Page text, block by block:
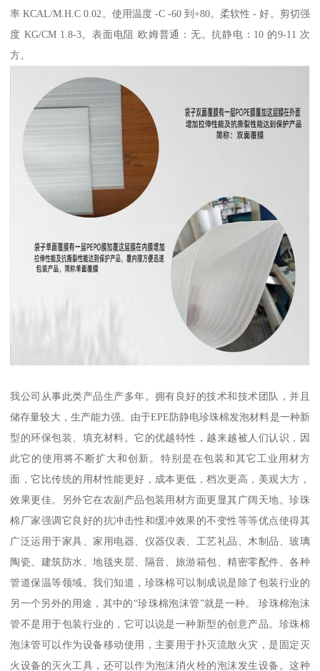
率 KCAL/M.H.C 0.02。使用温度 -C -60 到+80。柔软性 - 好。剪切强
度 KG/CM 1.8-3。表面电阻 欧姆普通：无。抗静电：10 的9-11 次
方。
我公司从事此类产品生产多年。拥有良好的技术和技术团队，并且
储存量较大，生产能力强。由于EPE防静电珍珠棉发泡材料是一种新
型的环保包装、填充材料。它的优越特性，越来越被人们认识，因
此它的使用将不断扩大和创新。特别是在包装和其它工业用材方
面，它比传统的用材性能更好，成本更低，档次更高，美观大方，
效果更佳。另外它在农副产品包装用材方面更显其广阔天地。珍珠
棉厂家强调它良好的抗冲击性和缓冲效果的不变性等等优点使得其
广泛运用于家具、家用电器、仪器仪表、工艺礼品、木制品、玻璃
陶瓷、建筑防水、地毯夹层、隔音、旅游箱包、精密零配件、各种
管道保温等领域。我们知道，珍珠棉可以制成说是除了包装行业的
另一个另外的用途，其中的“珍珠棉泡沫管”就是一种。 珍珠棉泡沫
管不是用于包装行业的，它可以说是一种新型的创意产品。珍珠棉
泡沫管可以作为设备移动使用，主要用于扑灭流散火灾，是固定灭
火设备的灭火工具，还可以作为泡沫消火栓的泡沫发生设备。这种